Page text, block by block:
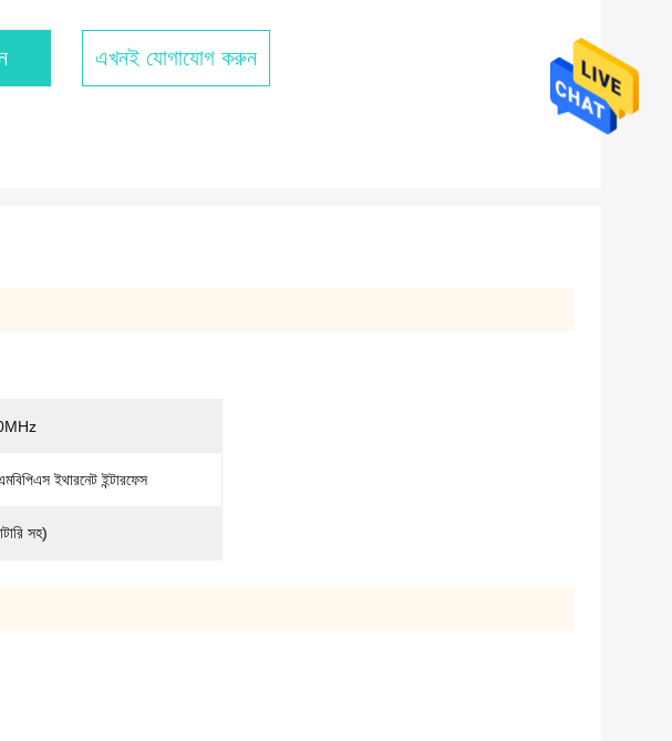
এখনই যোগাযোগ করুন
ইথারনেট ইন্টারফেস
সহ)